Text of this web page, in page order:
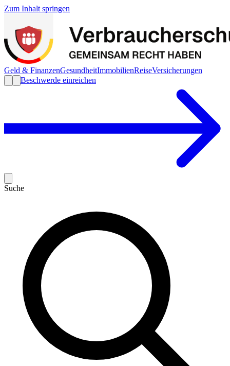
Zum Inhalt springen
Geld & FinanzenGesundheitImmobilienReiseVersicherungen
Beschwerde einreichen
Suche